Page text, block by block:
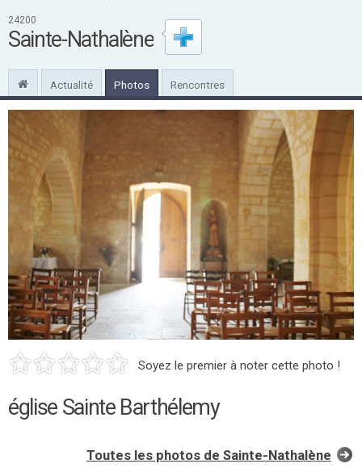
24200
Sainte-Nathalène
Actualité Photos Rencontres
Soyez le premier à noter cette photo !
église Sainte Barthélemy
Toutes les photos de Sainte-Nathalène